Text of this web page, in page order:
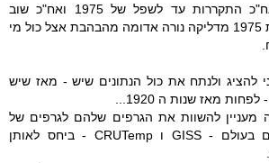
בערך 1940, אח"כ התקררות עד לשפל של 1975 ואח"כ שוב
התחממות. שנת 1975 מדליקה נורה אדומה מהבהבת אצל כול מי
להציג ולנתח את כול הנתונים שיש - מאז שיש
מאז שנות ה 1920...
מעניין להשוות את הגרפים שלהם לגרפים של
הגופים הגדולים בעולם - GISS ו CRUTemp - ביחס לאותן